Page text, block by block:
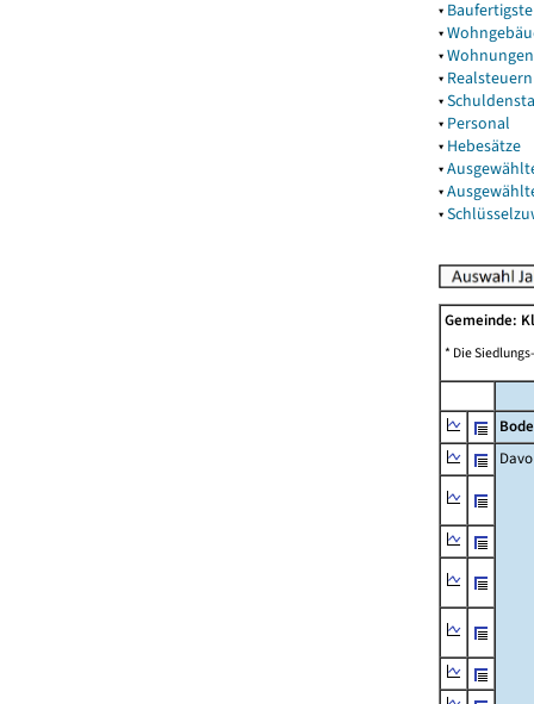
▾
▾
▾Wohnungen
▾ Realsteuern
▾
▾ Personal
▾ Hebesätze
▾
▾
▾
Gemeinde:
* Die